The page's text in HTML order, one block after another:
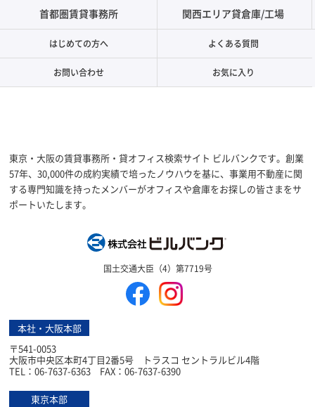
首都圏賃貸事務所 関西エリア貸倉庫/工場
はじめての方へ よくある質問
お問い合わせ お気に入り
東京・大阪の賃貸事務所・貸オフィス検索サイト ビルバンクです。創業
57年、30,000件の成約実績で培ったノウハウを基に、事業用不動産に関
する専門知識を持ったメンバーがオフィスや倉庫をお探しの皆さまをサ
ポートいたします。
国土交通大臣（4）第7719号
本社・大阪本部
〒541-0053
大阪市中央区本町4丁目2番5号 トラスコ セントラルビル4階
TEL：06-7637-6363 FAX：06-7637-6390
東京本部